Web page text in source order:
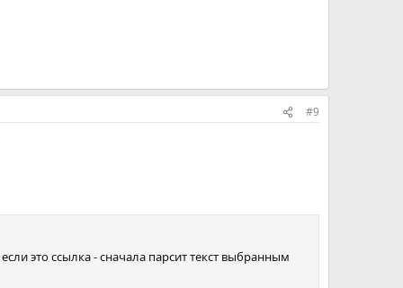
#9
это ссылка - сначала парсит текст выбранным